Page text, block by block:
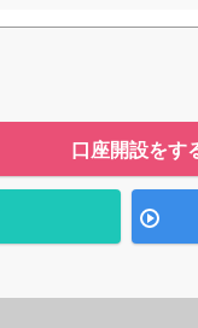
口座開設をす